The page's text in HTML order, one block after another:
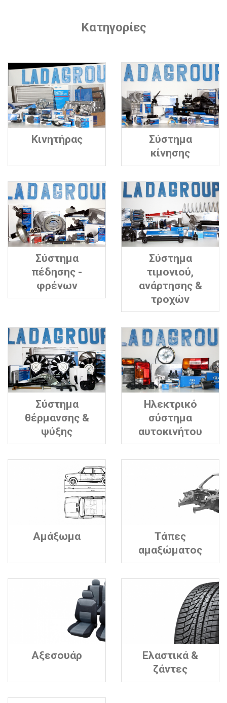
Κατηγορίες
Κινητήρας
Σύστημα
κίνησης
Σύστημα
πέδησης -
φρένων
Σύστημα
τιμονιού,
ανάρτησης &
τροχών
Σύστημα
θέρμανσης &
ψύξης
Ηλεκτρικό
σύστημα
αυτοκινήτου
Αμάξωμα
Τάπες
αμαξώματος
Αξεσουάρ
Ελαστικά &
ζάντες